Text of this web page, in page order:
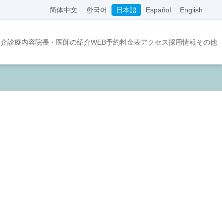
简体中文 한국어 日本語 Español English
診療内容院長・医師の紹介WEB予約料金表アクセス採用情報その他